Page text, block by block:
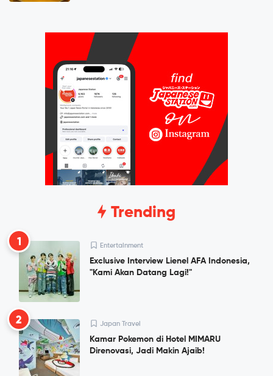
Trending
1 Entertainment
Exclusive Interview Lienel AFA Indonesia,
"Kami Akan Datang Lagi!"
2 Japan Travel
Kamar Pokemon di Hotel MIMARU
Direnovasi, Jadi Makin Ajaib!